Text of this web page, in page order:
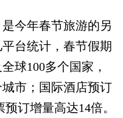
今年春节旅游的另
台统计，春节假期
球100多个国家，
市；国际酒店预订
订增量高达14倍。